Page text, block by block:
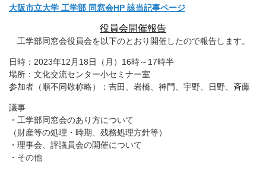
大阪市立大学 工学部 同窓会HP 該当記事ページ
役員会開催報告
工学部同窓会役員会を以下のとおり開催したので報告します。
日時：2023年12月18日（月）16時～17時半
場所：文化交流センター小セミナー室
参加者（順不同敬称略）：吉田、岩橋、神門、宇野、日野、斉藤
議事
・工学部同窓会のあり方について
（財産等の処理・時期、残務処理方針等）
・理事会、評議員会の開催について
・その他